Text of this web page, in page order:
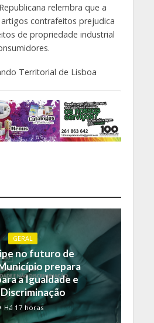
relembra que a
contrafeitos prejudica
de propriedade industrial
Territorial de Lisboa
GERAL
no futuro de
prepara
a Igualdade e
Há 17 horas